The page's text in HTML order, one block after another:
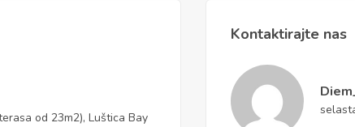
od 23m2), Luštica Bay
Kontaktirajte nas